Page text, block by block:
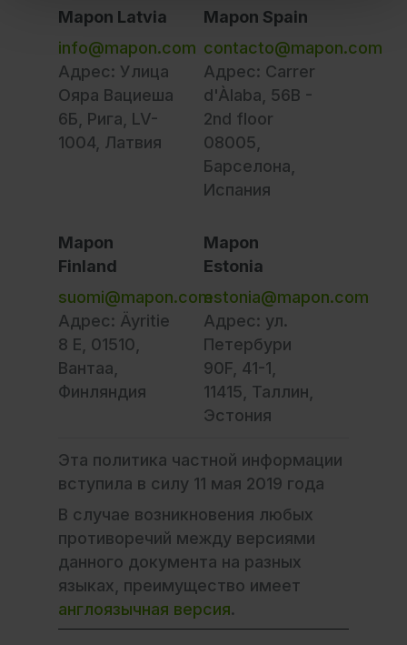
Mapon Latvia
info@mapon.com
Адрес: Улица
Ояра Вациеша
6Б, Рига, LV-
1004, Латвия
Mapon Spain
contacto@mapon.com
Адрес: Carrer
d'Àlaba, 56B -
2nd floor
08005,
Барселона,
Испания
Mapon
Finland
suomi@mapon.com
Адрес: Äyritie
8 E, 01510,
Вантаа,
Финляндия
Mapon
Estonia
estonia@mapon.com
Адрес: ул.
Петербури
90F, 41-1,
11415, Таллин,
Эстония
Эта политика частной информации
вступила в силу 11 мая 2019 года
В случае возникновения любых
противоречий между версиями
данного документа на разных
языках, преимущество имеет
англоязычная версия.